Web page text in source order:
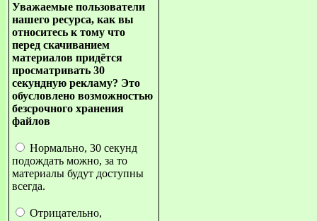
Уважаемые пользователи
нашего ресурса, как вы
относитесь к тому что
перед скачиванием
материалов придётся
просматривать 30
секундную рекламу? Это
обусловлено возможностью
безсрочного хранения
файлов
Нормально, 30 секунд
подождать можно, за то
материалы будут доступны
всегда.
Отрицательно,